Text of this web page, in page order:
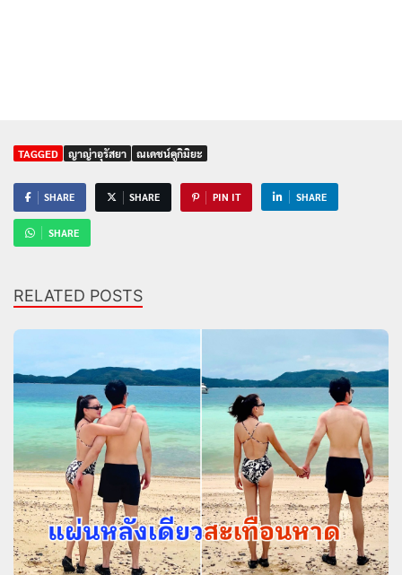
TAGGED ญาญ่าอุรัสยา ณเดชน์คูกิมิยะ
SHARE SHARE PIN IT SHARE
SHARE
RELATED POSTS